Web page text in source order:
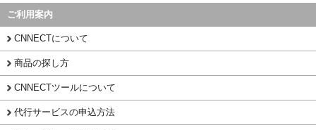
ご利用案内
CNNECTについて
商品の探し方
CNNECTツールについて
代行サービスの申込方法